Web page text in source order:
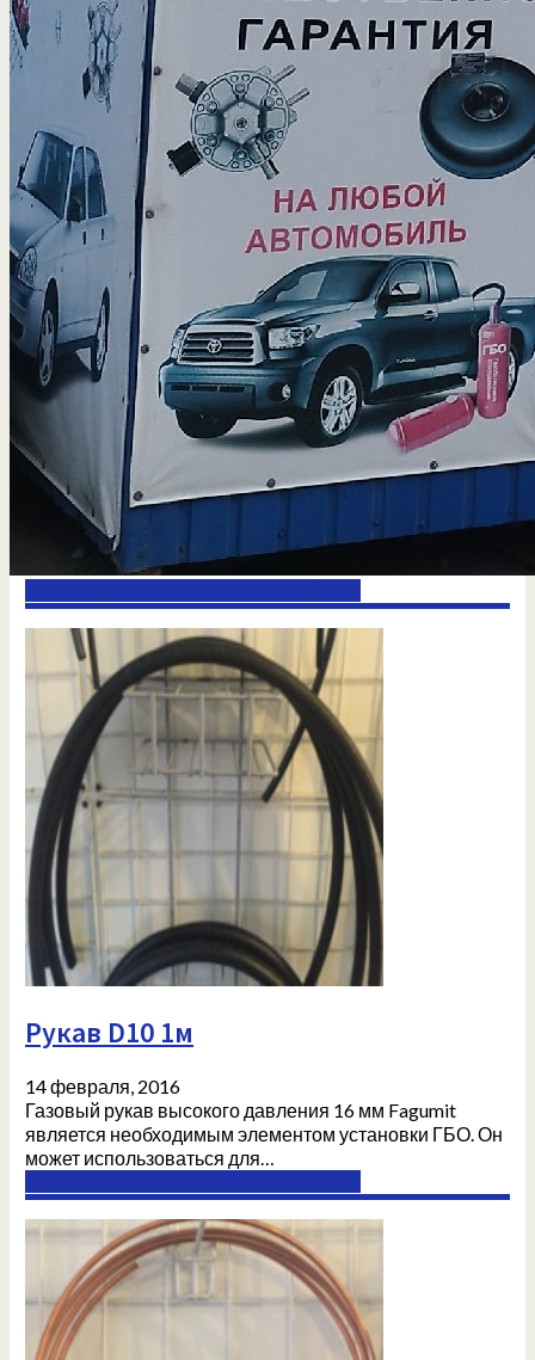
Рукав D10 1м
14 февраля, 2016
Газовый рукав высокого давления 16 мм Fagumit
является необходимым элементом установки ГБО. Он
может использоваться для…